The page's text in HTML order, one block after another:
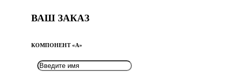
ВАШ ЗАКАЗ
КОМПОНЕНТ «A»